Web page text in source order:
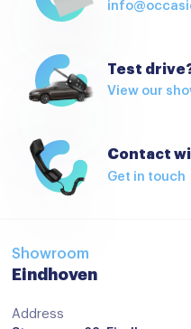
Lichtsensor
Vermoeidheids
airco automatisch
Apple Carplay/Android
Apple Carplay/Android
Connected services
Test
View our
Contact
Get in touch
Showroom
Eindhoven
Address